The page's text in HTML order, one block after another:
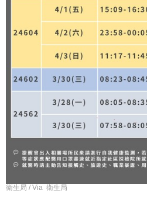
衛生局 / Via 衛生局